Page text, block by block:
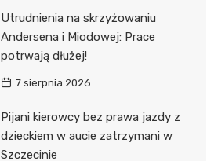
Utrudnienia na skrzyżowaniu
Andersena i Miodowej: Prace
potrwają dłużej!
7 sierpnia 2026
Pijani kierowcy bez prawa jazdy z
dzieckiem w aucie zatrzymani w
Szczecinie